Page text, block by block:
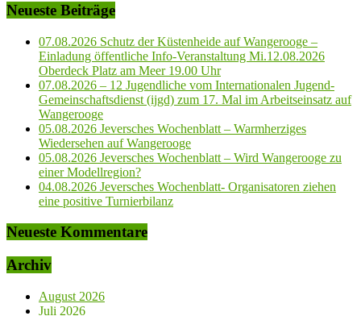
Neueste Beiträge
07.08.2026 Schutz der Küstenheide auf Wangerooge –
Einladung öffentliche Info-Veranstaltung Mi.12.08.2026
Oberdeck Platz am Meer 19.00 Uhr
07.08.2026 – 12 Jugendliche vom Internationalen Jugend-
Gemeinschaftsdienst (ijgd) zum 17. Mal im Arbeitseinsatz auf
Wangerooge
05.08.2026 Jeversches Wochenblatt – Warmherziges
Wiedersehen auf Wangerooge
05.08.2026 Jeversches Wochenblatt – Wird Wangerooge zu
einer Modellregion?
04.08.2026 Jeversches Wochenblatt- Organisatoren ziehen
eine positive Turnierbilanz
Neueste Kommentare
Archiv
August 2026
Juli 2026